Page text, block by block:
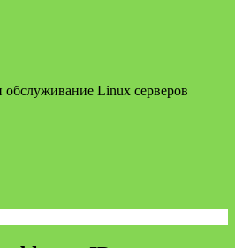
Linux серверов